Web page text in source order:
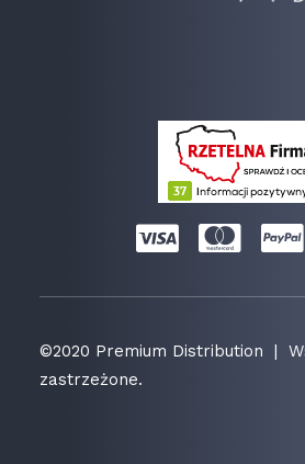
©2020 Premium Distribution |
zastrzeżone.